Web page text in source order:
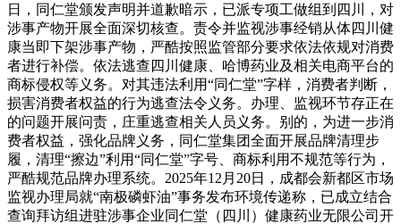
日，同仁堂颁发声明并道歉暗示，已派专项工做组到四川，对
涉事产物开展全面深切核查。责令并监视涉事经销从体四川健
康当即下架涉事产物，严酷按照监管部分要求依法依规对消费
者进行补偿。依法逃查四川健康、哈博药业及相关电商平台的
商标侵权等义务。对其违法利用“同仁堂”字样，消费者判断，
损害消费者权益的行为逃查法令义务。办理、监视环节存正在
的问题开展问责，庄重逃查相关人员义务。别的，为进一步消
费者权益，强化品牌义务，同仁堂集团全面开展品牌清理步
履，清理“擦边”利用“同仁堂”字号、商标利用不规范等行为，
严酷规范品牌办理系统。2025年12月20日，成都会新都区市场
监视办理局就“南极磷虾油”事务发布环境传递称，已成立结合
查询拜访组进驻涉事企业同仁堂（四川）健康药业无限公司开